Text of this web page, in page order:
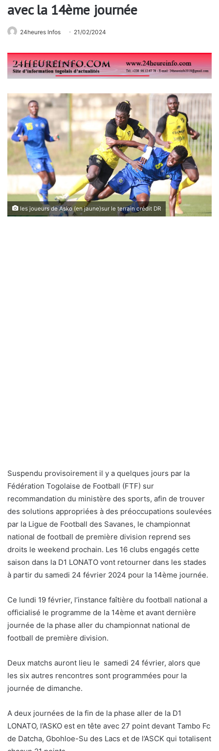
avec la 14ème journée
24heures Infos 21/02/2024
les joueurs de Asko (en jaune)sur le terrain crédit DR
Suspendu provisoirement il y a quelques jours par la
Fédération Togolaise de Football (FTF) sur
recommandation du ministère des sports, afin de trouver
des solutions appropriées à des préoccupations soulevées
par la Ligue de Football des Savanes, le championnat
national de football de première division reprend ses
droits le weekend prochain. Les 16 clubs engagés cette
saison dans la D1 LONATO vont retourner dans les stades
à partir du samedi 24 février 2024 pour la 14ème journée.
Ce lundi 19 février, l’instance faîtière du football national a
officialisé le programme de la 14ème et avant dernière
journée de la phase aller du championnat national de
football de première division.
Deux matchs auront lieu le samedi 24 février, alors que
les six autres rencontres sont programmées pour la
journée de dimanche.
A deux journées de la fin de la phase aller de la D1
LONATO, l’ASKO est en tête avec 27 point devant Tambo Fc
de Datcha, Gbohloe-Su des Lacs et de l’ASCK qui totalisent